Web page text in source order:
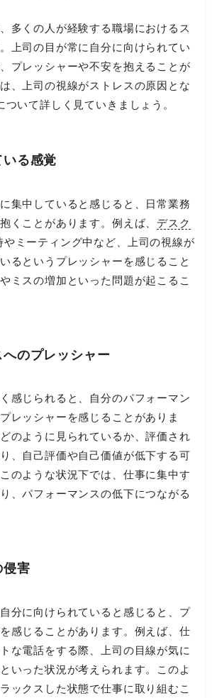
多くの人が経験する職場におけるス
上司の目が常に自分に向けられてい
プレッシャーや不安を抱えることが
、上司の視線がストレスの原因とな
ついて詳しく見ていきましょう。
る感覚
集中していると感じると、日常業務
くことがあります。例えば、 デスク
やミーティング中など、上司の視線が
るというプレッシャーを感じること
ミスの増加といった問題が起こるこ
のプレッシャー
感じられると、自分のパフォーマン
レッシャーを感じることがありま
のように見られているか、評価され
、自己評価や自己価値が低下する可
のような状況下では、仕事に集中す
、パフォーマンスの低下につながる
侵害
分に向けられていると感じると、プ
感じることがあります。例えば、仕
な電話をする際、上司の目線が気に
いった状況が考えられます。このよ
ックスした状態で仕事に取り組むこ